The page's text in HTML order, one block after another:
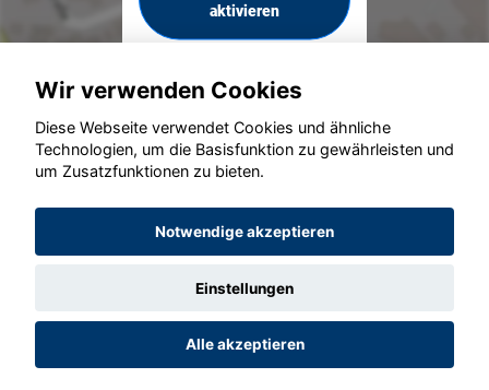
aktivieren
© konjunkturmotor.de GmbH 2020 - 2026
Wir verwenden Cookies
Diese Webseite verwendet Cookies und ähnliche
Technologien, um die Basisfunktion zu gewährleisten und
um Zusatzfunktionen zu bieten.
Notwendige akzeptieren
Einstellungen
Alle akzeptieren